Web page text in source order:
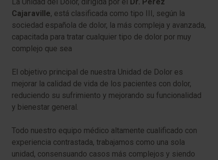
Cajaraville, está clasificada como tipo III, según la
sociedad española de dolor, la más compleja y avanzada,
capacitada para tratar cualquier tipo de dolor por muy
complejo que sea
El objetivo principal de nuestra Unidad de Dolor es
mejorar la calidad de vida de los pacientes con dolor,
reduciendo su sufrimiento y mejorando su funcionalidad
y bienestar general.
Todo nuestro equipo médico altamente cualificado con
experiencia contrastada, trabajamos como una sola
unidad, consensuando casos más complejos y siendo